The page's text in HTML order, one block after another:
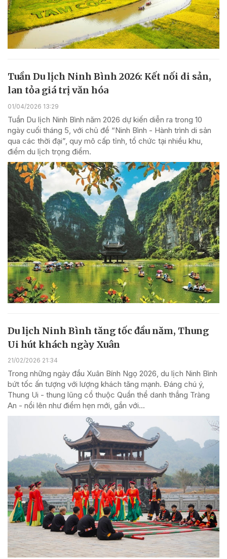
Tuần Du lịch Ninh Bình 2026: Kết nối di sản,
lan tỏa giá trị văn hóa
01/04/2026 13:29
Tuần Du lịch Ninh Bình năm 2026 dự kiến diễn ra trong 10
ngày cuối tháng 5, với chủ đề “Ninh Bình - Hành trình di sản
qua các thời đại”, quy mô cấp tỉnh, tổ chức tại nhiều khu,
điểm du lịch trọng điểm.
Du lịch Ninh Bình tăng tốc đầu năm, Thung
Ui hút khách ngày Xuân
21/02/2026 21:34
Trong những ngày đầu Xuân Bính Ngọ 2026, du lịch Ninh Bình
bứt tốc ấn tượng với lượng khách tăng mạnh. Đáng chú ý,
Thung Ui - thung lũng cổ thuộc Quần thể danh thắng Tràng
An - nổi lên như điểm hẹn mới, gắn với...